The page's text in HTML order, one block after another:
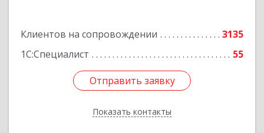
Клиентов на сопровождении
3135
1С:Специалист
55
Отправить заявку
Показать контакты
Отправить заявку
Назад